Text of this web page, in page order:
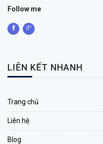
Follow me
LIÊN KẾT NHANH
Trang chủ
Liên hệ
Blog